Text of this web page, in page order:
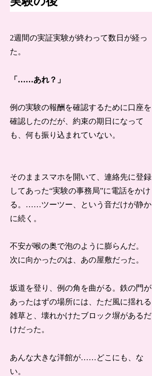
2週間の実証実験が終わって数日が経っ
た。
「……あれ？」
例の実験の報酬を確認するために口座を
確認したのだが、約束の期日になって
も、何も振り込まれていない。
そのままスマホを開いて、連絡先に登録
してあった“実験の事務局”に電話をかけ
る。……ツーツー、という音だけが静か
に続く。
不安が喉の奥で泡のように膨らんだ。
次に向かったのは、あの屋敷だった。
坂道を登り、例の角を曲がる。鉄の門が
あったはずの場所には、ただ風に揺れる
雑草と、壊れかけたブロック塀があるだ
けだった。
あんな大きな洋館が……どこにも、な
い。